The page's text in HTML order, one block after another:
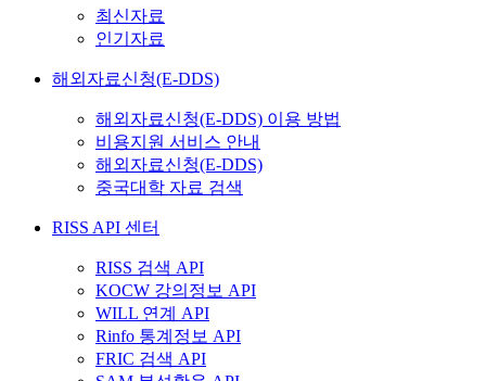
최신자료
인기자료
해외자료신청(E-DDS)
해외자료신청(E-DDS) 이용 방법
비용지원 서비스 안내
해외자료신청(E-DDS)
중국대학 자료 검색
RISS API 센터
RISS 검색 API
KOCW 강의정보 API
WILL 연계 API
Rinfo 통계정보 API
FRIC 검색 API